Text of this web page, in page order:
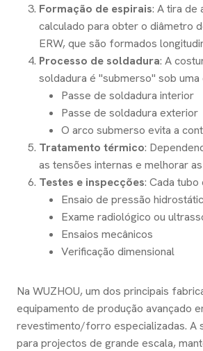
Formação de espirais: A tira de
calculado para obter o diâmetro
ERW, que são formados
Processo de soldadura: A
soldadura é "submerso" sob
Passe de soldadura interior
Passe de soldadura exterior
O arco submerso evita a
Tratamento térmico:
as tensões internas e melhorar
Testes e inspecções: Cada
Ensaio de pressão
Exame radiológico ou
Ensaios mecânicos
Verificação dimensional
Na WUZHOU, um dos principais
equipamento de produção avançado
revestimento/forro especializadas. A
para projectos de grande escala,